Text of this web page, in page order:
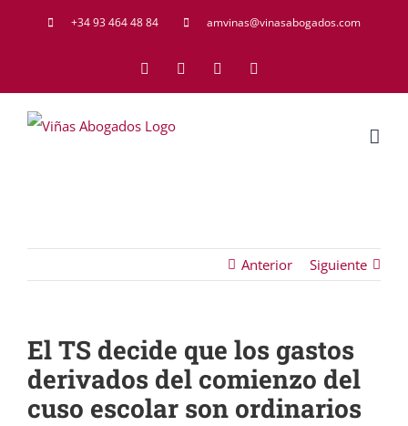
+34 93 464 48 84 amvinas@vinasabogados.com
FacebookTwitter LinkedIn
Anterior Siguiente
El TS decide que los gastos
derivados del comienzo del
cuso escolar son ordinarios